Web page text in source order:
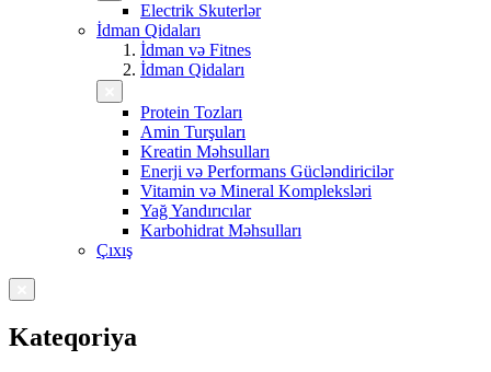
Electrik Skuterlər
İdman Qidaları
İdman və Fitnes
İdman Qidaları
Protein Tozları
Amin Turşuları
Kreatin Məhsulları
Enerji və Performans Gücləndiricilər
Vitamin və Mineral Kompleksləri
Yağ Yandırıcılar
Karbohidrat Məhsulları
Çıxış
Kateqoriya